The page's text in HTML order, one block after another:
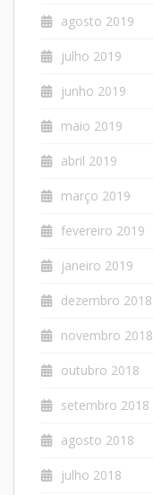
agosto 2019
julho 2019
junho 2019
maio 2019
abril 2019
março 2019
fevereiro 2019
janeiro 2019
dezembro 2018
novembro 2018
outubro 2018
setembro 2018
agosto 2018
julho 2018